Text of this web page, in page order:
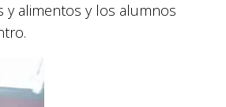
y alimentos y los alumnos